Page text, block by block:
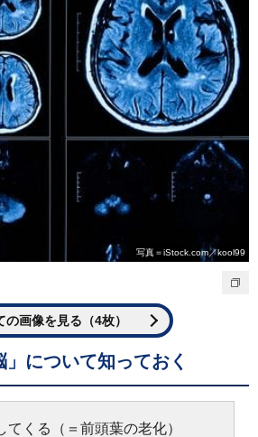
写真＝iStock.com／kool99
の画像を見る（4枚）
について知っておく
くる（＝前頭葉の老化）